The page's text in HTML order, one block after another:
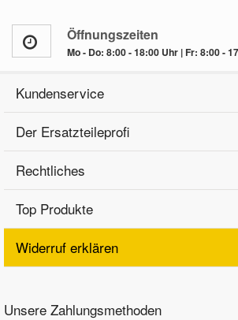
Öffnungszeiten
Mo - Do: 8:00 - 18:00 Uhr | Fr: 8:00 -
Kundenservice
Der Ersatzteileprofi
Rechtliches
Top Produkte
Widerruf erklären
Unsere Zahlungsmethoden